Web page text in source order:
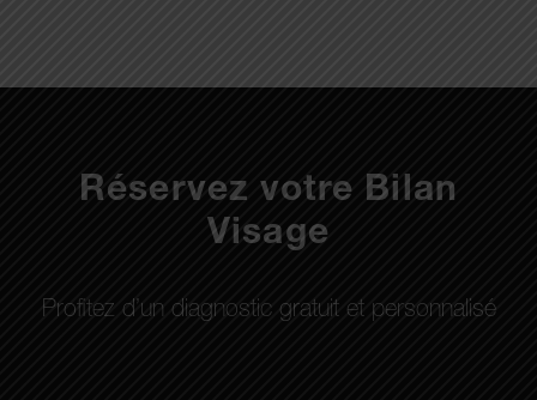
Réservez votre Bilan
Visage
Profitez d’un diagnostic gratuit et personnalisé